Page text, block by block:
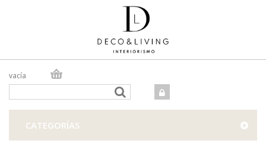
vacía
TIENDA FÍSICA
CATEGORÍAS